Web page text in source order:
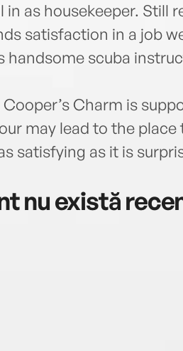
in as housekeeper. Still
satisfaction in a job
handsome scuba
Charm is
may lead to the
satisfying as it is
nu există